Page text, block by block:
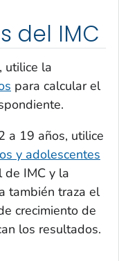
del IMC
utilice la
para calcular el
a 19 años, utilice
y adolescentes
de IMC y la
también traza el
crecimiento de
los resultados.